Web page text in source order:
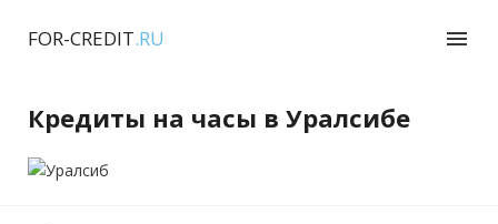
FOR-CREDIT.RU menu
Кредиты на часы в Уралсибе